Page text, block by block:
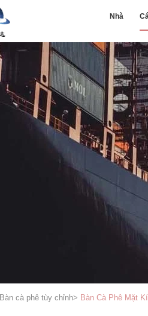
Nhà
Bàn cà phê tùy chỉnh> Bàn Cà Phê Mặt